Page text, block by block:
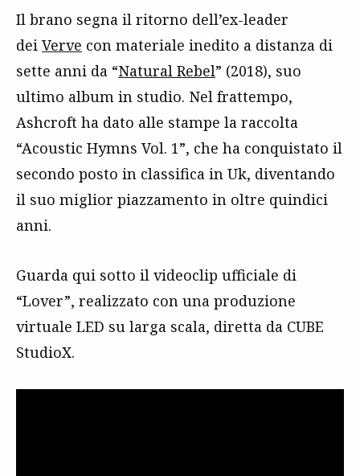
Il brano segna il ritorno dell’ex-leader
dei Verve con materiale inedito a distanza di
sette anni da “Natural Rebel” (2018), suo
ultimo album in studio. Nel frattempo,
Ashcroft ha dato alle stampe la raccolta
“Acoustic Hymns Vol. 1”, che ha conquistato il
secondo posto in classifica in Uk, diventando
il suo miglior piazzamento in oltre quindici
anni.
Guarda qui sotto il videoclip ufficiale di
“Lover”, realizzato con una produzione
virtuale LED su larga scala, diretta da CUBE
StudioX.